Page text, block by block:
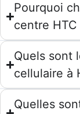
Pourquoi
centre HTC
Quels sont
cellulaire à
Quelles